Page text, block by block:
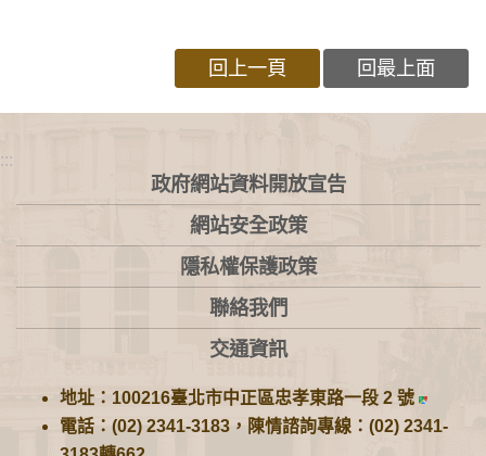
回上一頁 回最上面
:::
政府網站資料開放宣告
網站安全政策
隱私權保護政策
聯絡我們
交通資訊
地址：100216臺北市中正區忠孝東路一段 2 號
電話：(02) 2341-3183，陳情諮詢專線：(02) 2341-